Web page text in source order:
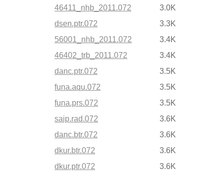
46411_nhb_2011.072
3.0K
dsen.ptr.072
3.3K
56001_nhb_2011.072
3.4K
46402_trb_2011.072
3.4K
danc.ptr.072
3.5K
funa.aqu.072
3.5K
funa.prs.072
3.5K
saip.rad.072
3.6K
danc.btr.072
3.6K
dkur.btr.072
3.6K
dkur.ptr.072
3.6K